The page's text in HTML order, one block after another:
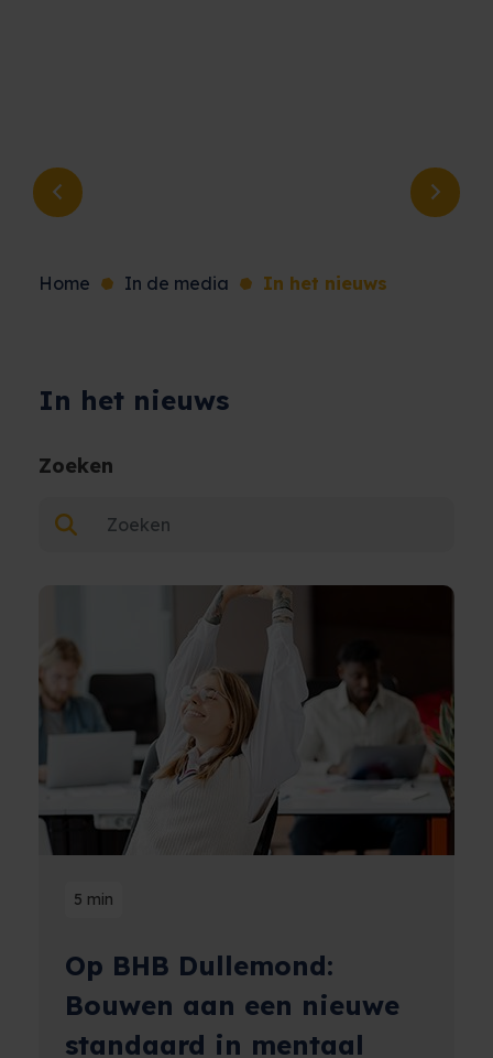
Previous Next
Home In de media In het nieuws
In het nieuws
Zoeken
5 min
Op BHB Dullemond:
Bouwen aan een nieuwe
standaard in mentaal